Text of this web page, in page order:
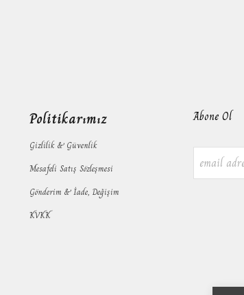
Politikarımız
Gizlilik & Güvenlik
Mesafeli Satış Sözleşmesi
Gönderim & İade, Değişim
KVKK
Abone Ol